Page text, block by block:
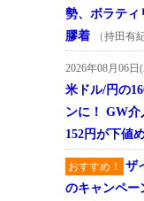
勢、ボラティ
膠着
（持田有
2026年08月06日
米ドル/円の
ンに！ GW介
152円が下値
おすすめ！
ザ
のキャンペー